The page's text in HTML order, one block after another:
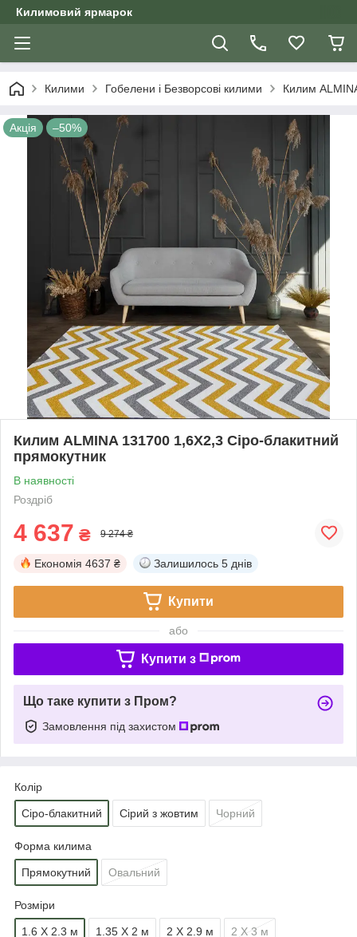
Килимовий ярмарок
Килими Гобелени і Безворсові килими Килим
Акція –50%
Килим ALMINA 131700 1,6Х2,3 Сіро-блакитний
прямокутник
В наявності
Роздріб
4 637 ₴ 9 274 ₴
Економія 4637 ₴ Залишилось 5 днів
Купити
або
Купити з
Що таке купити з Пром?
Замовлення під захистом
Колір
Сіро-блакитний Сірий з жовтим Чорний
Форма килима
Прямокутний Овальний
Розміри
1.6 Х 2.3 м 1.35 Х 2 м 2 Х 2.9 м 2 Х 3 м